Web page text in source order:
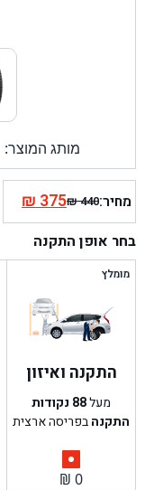
מותג המוצר:
מחיר: ₪440
המחיר
המקורי
היה:
₪375המחיר
הנוכחי
הוא:
בחר אופן התקנה
מומלץ
התקנה ואיזון
מעל88 נקודות
התקנהבפריסה ארצית
₪ 0